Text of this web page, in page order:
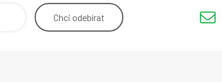
Chci odebírat